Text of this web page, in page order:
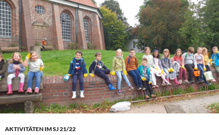
AKTIVITÄTEN IM SJ 21/22